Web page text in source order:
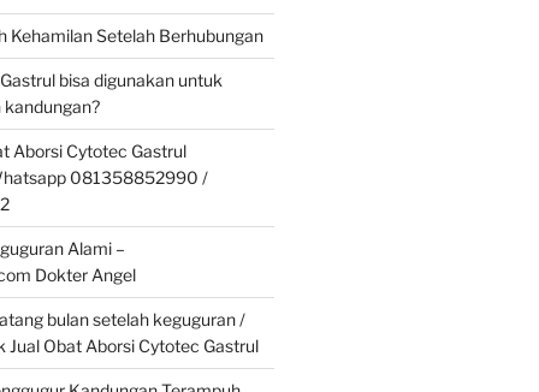
Kehamilan Setelah Berhubungan
bisa digunakan untuk
Aborsi Cytotec Gastrul
081358852990 /
Alami –
Dokter Angel
bulan setelah keguguran /
Jual Obat Aborsi Cytotec Gastrul